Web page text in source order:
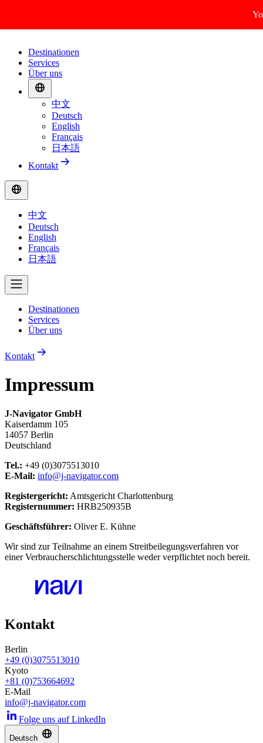
Destinationen
Services
Über uns
中文
Deutsch
English
Français
日本語
Kontakt
中文
Deutsch
English
Français
日本語
Destinationen
Services
Über uns
Kontakt
Impressum
J-Navigator GmbH
Kaiserdamm 105
14057 Berlin
Deutschland
Tel.: +49 (0)3075513010
E-Mail: info@j-navigator.com
Registergericht: Amtsgericht Charlottenburg
Registernummer: HRB250935B
Geschäftsführer: Oliver E. Kühne
Wir sind zur Teilnahme an einem Streitbeilegungsverfahren vor
einer Verbraucherschlichtungsstelle weder verpflichtet noch bereit.
Kontakt
Berlin
+49 (0)3075513010
Kyoto
+81 (0)753664692
E-Mail
info@j-navigator.com
Folge uns auf LinkedIn
Deutsch